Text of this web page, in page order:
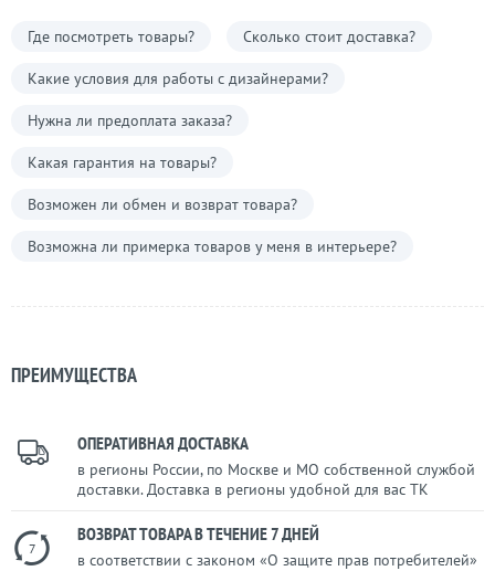
Где посмотреть товары? Сколько стоит доставка?
Какие условия для работы с дизайнерами?
Нужна ли предоплата заказа?
Какая гарантия на товары?
Возможен ли обмен и возврат товара?
Возможна ли примерка товаров у меня в интерьере?
ПРЕИМУЩЕСТВА
ОПЕРАТИВНАЯ ДОСТАВКА
в регионы России, по Москве и МО собственной службой
доставки. Доставка в регионы удобной для вас ТК
7
ВОЗВРАТ ТОВАРА В ТЕЧЕНИЕ 7 ДНЕЙ
в соответствии с законом «О защите прав потребителей»